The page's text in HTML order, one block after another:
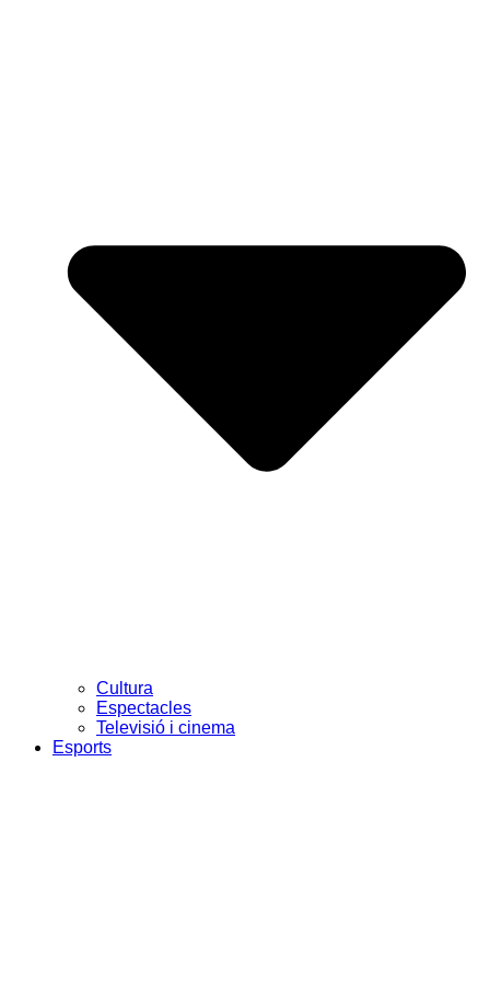
Cultura
Espectacles
Televisió i cinema
Esports